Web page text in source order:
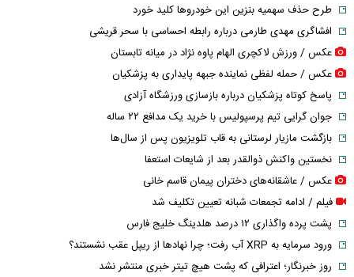
طرح حذف سهمیه بنزین این خودرو‌ها کلید خورد
افشاگری مهدی طارمی درباره رابطه احساسی با سحر قریشی
عکس / ورزش لاکچری الهام پاوه نژاد در میانه تابستان
عکس / حمله لفظی نماینده جبهه پایداری به پزشکیان
پاسخ کوتاه پزشکیان درباره بازسازی ورزشگاه آزادی
جوان گرایی تیم پرسپولیس با خرید یک مدافع ۲۲ ساله
بازگشت مازیار لرستانی به قاب تلویزیون پس از سال‌ها
نخستین واکنش ذوالقدر بعد از شایعات استعفا
عکس / عاشقانه‌های دختران پیمان قاسم خانی
فیلم / ادامه تجمعات شبانه تعیین تکلیف شد
پشت پرده واگذاری ۱۲ درصد هلدینگ خلیج فارس
ورود سرمایه به XRP آب رفت؛ چرا نهادها از ریپل عقب نشستند؟
روز خبرنگار؛ اعترافی که پشت هیچ تیتر خبری منتشر نشد